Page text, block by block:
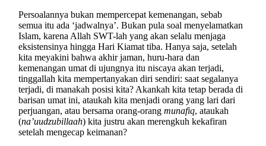
Persoalannya bukan mempercepat kemenangan, sebab
semua itu ada ‘jadwalnya’. Bukan pula soal menyelamatkan
Islam, karena Allah SWT-lah yang akan selalu menjaga
eksistensinya hingga Hari Kiamat tiba. Hanya saja, setelah
kita meyakini bahwa akhir jaman, huru-hara dan
kemenangan umat di ujungnya itu niscaya akan terjadi,
tinggallah kita mempertanyakan diri sendiri: saat segalanya
terjadi, di manakah posisi kita? Akankah kita tetap berada di
barisan umat ini, ataukah kita menjadi orang yang lari dari
perjuangan, atau bersama orang-orang munafiq, ataukah
(na’uudzubillaah) kita justru akan merengkuh kekafiran
setelah mengecap keimanan?